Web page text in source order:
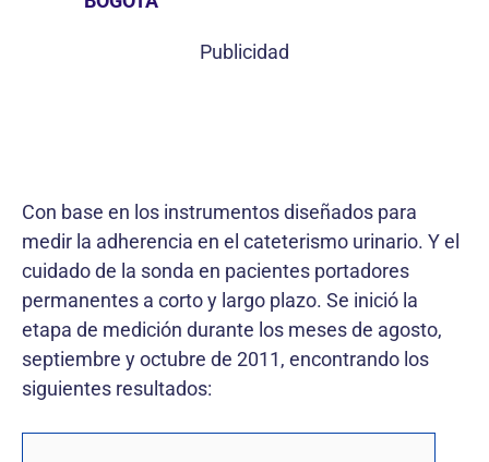
Publicidad
Con base en los instrumentos diseñados para
medir la adherencia en el cateterismo urinario. Y el
cuidado de la sonda en pacientes portadores
permanentes a corto y largo plazo. Se inició la
etapa de medición durante los meses de agosto,
septiembre y octubre de 2011, encontrando los
siguientes resultados: